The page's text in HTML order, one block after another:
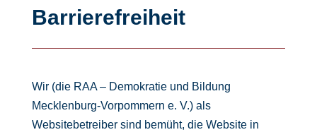
Barrierefreiheit
Wir (die RAA – Demokratie und Bildung
Mecklenburg-Vorpommern e. V.) als
Websitebetreiber sind bemüht, die Website in